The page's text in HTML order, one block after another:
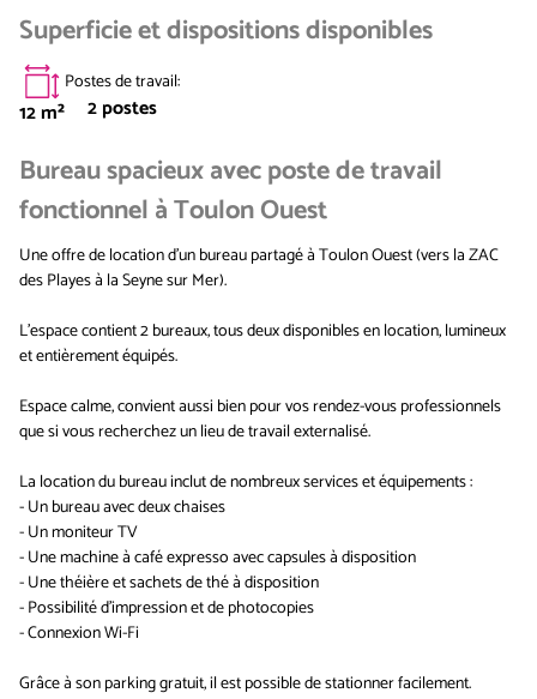
Superficie et dispositions disponibles
12m²
Postes de travail:
2postes
Bureau spacieux avec poste de travail
fonctionnel à Toulon Ouest
Une offre de location d'un bureau partagé à Toulon Ouest (vers la ZAC
des Playes à la Seyne sur Mer).
L'espace contient 2 bureaux, tous deux disponibles en location, lumineux
et entièrement équipés.
Espace calme, convient aussi bien pour vos rendez-vous professionnels
que si vous recherchez un lieu de travail externalisé.
La location du bureau inclut de nombreux services et équipements :
- Un bureau avec deux chaises
- Un moniteur TV
- Une machine à café expresso avec capsules à disposition
- Une théière et sachets de thé à disposition
- Possibilité d'impression et de photocopies
- Connexion Wi-Fi
Grâce à son parking gratuit, il est possible de stationner facilement.